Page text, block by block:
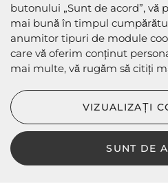
METODE DE PLATA
METODE DE EXPEDIERE
LBD © 2024 - Toate
butonului „Sunt de acord”, vă
mai bună în timpul
anumitor tipuri de module
care vă oferim conținut
mai multe, vă rugăm să citiți
SUNT DE
VIZUALIZAȚI